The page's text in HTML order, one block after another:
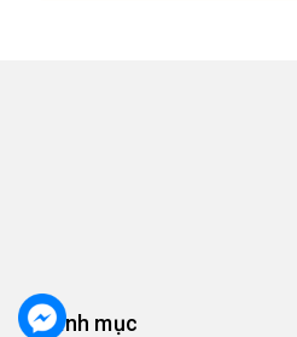
Danh mục